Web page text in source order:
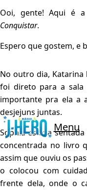
Menu
Ooi, gente! Aqui é
Conquistar.
Espero que gostem, e
No outro dia,
foi direto para a sala
importante pra ela a
desjejuns juntas.
Sophia estava
concentrada no livro
assim que ouviu os
o colocou com
frente dela, onde o